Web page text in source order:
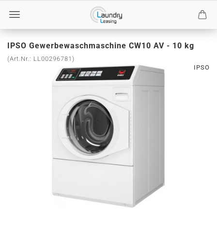
IPSO Gewerbewaschmaschine CW10 AV - 10 kg
(Art.Nr.: LL00296781 )
IPSO